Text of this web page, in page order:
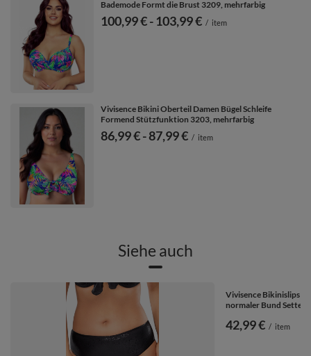
Bademode Formt die Brust 3209, mehrfarbig
ab
100,99 €-bis
103,99 € / item
Vivisence Bikini Oberteil Damen Bügel Schleife
Formend Stützfunktion 3203, mehrfarbig
ab
86,99 €-bis
87,99 € / item
Siehe auch
Vivisence Bikinislips
normaler Bund Setteil
42,99 € / item